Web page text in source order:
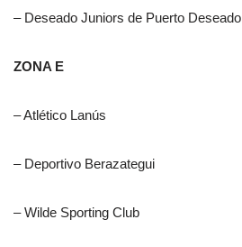
– Deseado Juniors de Puerto Deseado
ZONA E
– Atlético Lanús
– Deportivo Berazategui
– Wilde Sporting Club